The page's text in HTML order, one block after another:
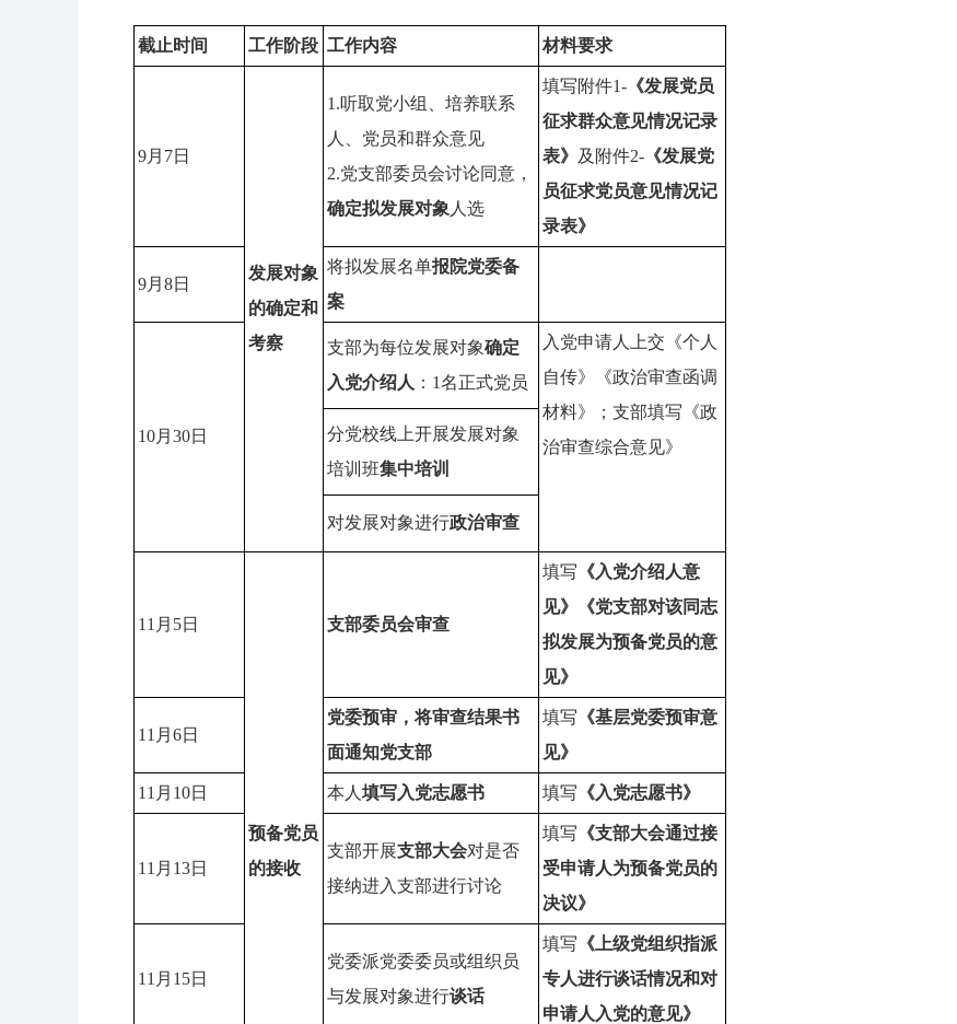
截止时间 工作阶段 工作内容 材料要求
9月7日
发展对象
的确定和
考察
1.听取党小组、培养联系
人、党员和群众意见
2.党支部委员会讨论同意，
确定拟发展对象 人选
填写附件1- 《发展党员
征求群众意见情况记录
表》 及附件2- 《发展党
员征求党员意见情况记
录表》
9月8日
将拟发展名单报院党委备
案
10月30日
支部为每位发展对象确定
入党介绍人 ：1名正式党员
入党申请人上交《个人
自传》《政治审查函调
材料》；支部填写《政
治审查综合意见》
分党校线上开展发展对象
培训班集中培训
对发展对象进行政治审查
11月5日
预备党员
的接收
支部委员会审查
填写 《入党介绍人意
见》《党支部对该同志
拟发展为预备党员的意
见》
11月6日
党委预审，将审查结果书
面通知党支部
填写 《基层党委预审意
见》
11月10日 本人 填写入党志愿书 填写 《入党志愿书》
11月13日
支部开展支部大会对是否
接纳进入支部进行讨论
填写 《支部大会通过接
受申请人为预备党员的
决议》
11月15日
党委派党委委员或组织员
与发展对象进行谈话
填写 《上级党组织指派
专人进行谈话情况和对
申请人入党的意见》